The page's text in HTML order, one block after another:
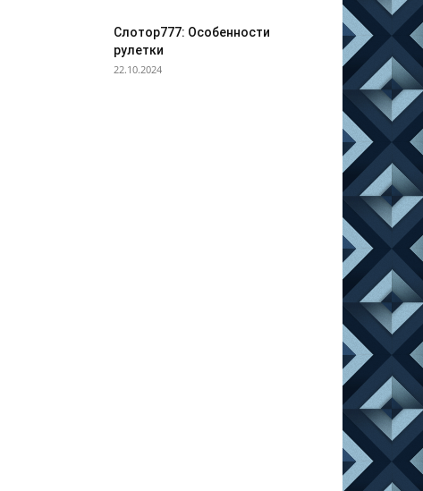
Слотор777: Особенности
рулетки
22.10.2024